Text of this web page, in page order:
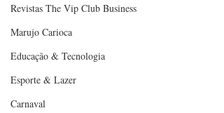
Revistas The Vip Club Business
Marujo Carioca
Educação & Tecnologia
Esporte & Lazer
Carnaval